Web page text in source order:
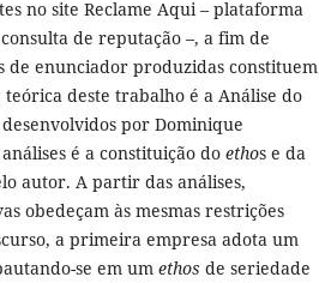
no site Reclame Aqui – plataforma
de reputação –, a fim de
de enunciador produzidas constituem
teórica deste trabalho é a Análise do
por Dominique
é a constituição do ethos e da
autor. A partir das análises,
obedeçam às mesmas restrições
a primeira empresa adota um
se em um ethos de seriedade